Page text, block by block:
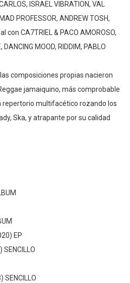
ISRAEL VIBRATION, VAL
PROFESSOR, ANDREW TOSH,
con CA7TRIEL & PACO AMOROSO,
DANCING MOOD, RIDDIM, PABLO
composiciones propias nacieron
jamaiquino, más comprobable
repertorio multifacético rozando los
Ska, y atrapante por su calidad
EP
SENCILLO
SENCILLO